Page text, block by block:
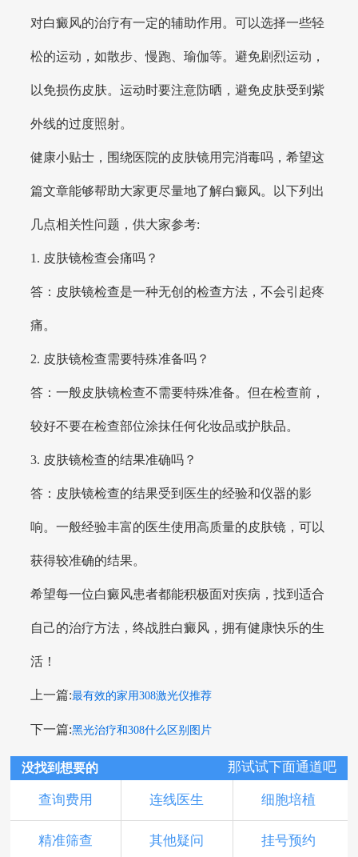
对白癜风的治疗有一定的辅助作用。可以选择一些轻
松的运动，如散步、慢跑、瑜伽等。避免剧烈运动，
以免损伤皮肤。运动时要注意防晒，避免皮肤受到紫
外线的过度照射。
健康小贴士，围绕医院的皮肤镜用完消毒吗，希望这
篇文章能够帮助大家更尽量地了解白癜风。以下列出
几点相关性问题，供大家参考:
1. 皮肤镜检查会痛吗？
答：皮肤镜检查是一种无创的检查方法，不会引起疼
痛。
2. 皮肤镜检查需要特殊准备吗？
答：一般皮肤镜检查不需要特殊准备。但在检查前，
较好不要在检查部位涂抹任何化妆品或护肤品。
3. 皮肤镜检查的结果准确吗？
答：皮肤镜检查的结果受到医生的经验和仪器的影
响。一般经验丰富的医生使用高质量的皮肤镜，可以
获得较准确的结果。
希望每一位白癜风患者都能积极面对疾病，找到适合
自己的治疗方法，终战胜白癜风，拥有健康快乐的生
活！
上一篇:最有效的家用308激光仪推荐
下一篇:黑光治疗和308什么区别图片
没找到想要的 那试试下面通道吧
查询费用 连线医生 细胞培植
精准筛查 其他疑问 挂号预约